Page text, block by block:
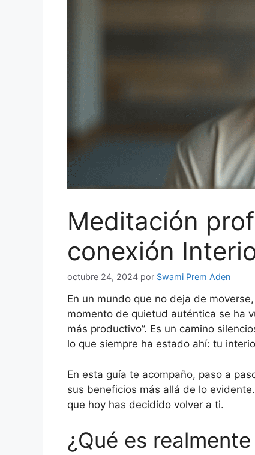
Meditación
conexión
octubre 24, 2024 por Swami Prem Aden
En un mundo que no deja de
momento de quietud auténtica se ha
más productivo”. Es un camino
lo que siempre ha estado ahí: tu
En esta guía te acompaño, paso a
sus beneficios más allá de lo
que hoy has decidido volver a ti.
¿Qué es